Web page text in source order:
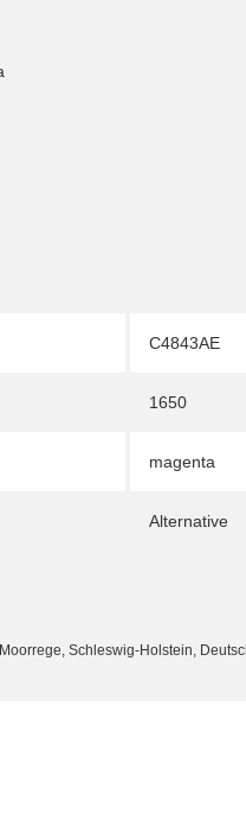
C4843AE
1650
magenta
Alternative
Schleswig-Holstein,